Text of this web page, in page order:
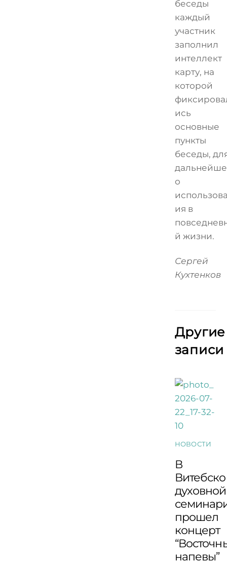
беседы
каждый
участник
заполнил
интеллект
карту, на
которой
ись
основные
пункты
беседы,
о
ия в
й жизни.
Сергей
Кухтенков
Другие
записи
НОВОСТИ
В
духовной
прошел
концерт
напевы”